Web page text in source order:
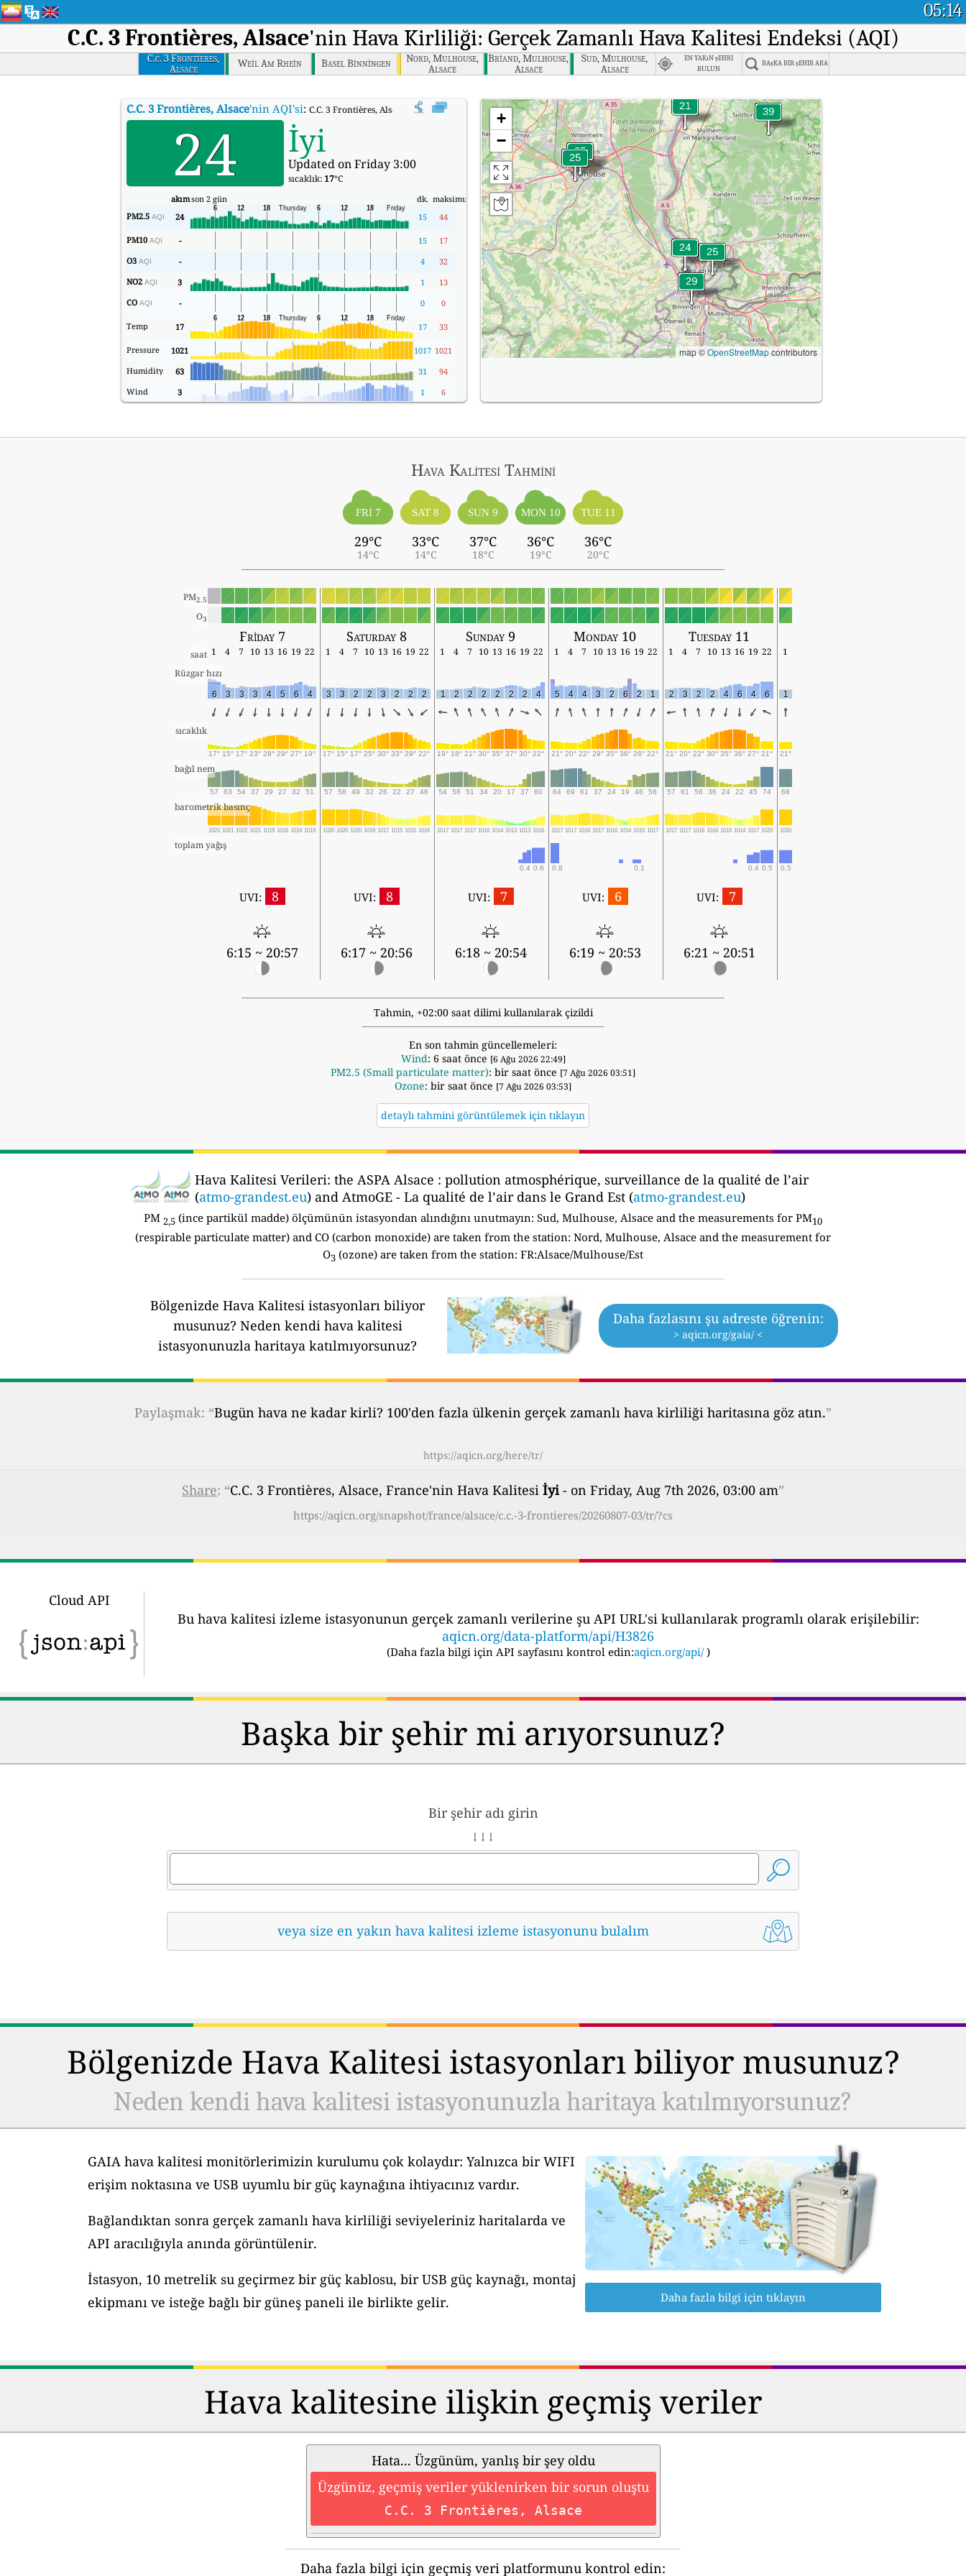
05:14
C.C. 3 Frontières, Alsace'nin Hava Kirliliği: Gerçek Zamanlı Hava Kalitesi Endeksi (AQI)
C.c. 3 Frontieres,
Alsace
Weil Am Rhein Basel Binningen
Nord, Mulhouse,
Alsace
Briand, Mulhouse,
Alsace
Sud, Mulhouse,
Alsace
EN YAKıN şEHRI
BULUN
BAşKA BIR şEHIR ARA
C.C. 3 Frontières, Alsace'nin AQI'si: C.C. 3 Frontières, Alsace'nin Gerçek Zamanlı Hava Kalitesi Endeksi (AQI).
24 İyi
Updated on Friday 3:00
sıcaklık: 17°C
akımson 2 gün dk. maksimum
PM2.5 AQI 24 15 44
PM10 AQI - 15
17
O3 AQI - 4
32
NO2 AQI 3 1
13
CO AQI - 0 0
Temp 17 17 33
Pressure 1021 1017 1021
Humidity
63 31
94
Wind
3 1 6
+
−
map ©OpenStreetMapcontributors
Hava Kalitesi Tahmini
FRI 7
29°C
14°C
SAT 8
33°C
14°C
SUN 9
37°C
18°C
MON 10
36°C
19°C
TUE 11
36°C
20°C
PM2.5
O3
Friday 7 Saturday 8 Sunday 9 Monday 10 Tuesday 11
saat 1 4 7 10 13 16 19 22 1 4 7 10 13 16 19 22 1 4 7 10 13 16 19 22 1 4 7 10 13 16 19 22 1 4 7 10 13 16 19 22
1
Rüzgar hızı
6 3 3 3 4 5 6 4 3 3 2 2 3 2 2 2 1 2 2 2 2 2 2 4 5 4 4 3 2 6 2 1 2 3 2 2 4 6 4 6 1
sıcaklık
17° 15° 17° 23° 28° 29° 27° 19° 17° 15° 17° 25° 30° 33° 29° 22° 19° 18° 21° 30° 35° 37° 30° 22° 21° 20° 22° 29° 35° 36° 26° 22° 21° 20° 22° 30° 35° 36° 27° 21° 21°
bağıl nem
57 63 54 37 29 27 32 51 57 58 49 32 26 22 27 46 54 58 51 34 20 17 37 60 64 69 61 37 24 19 46 56 57 61 56 36 24 22 45 74 68
barometrik basınç
1022 1021 1022 1021 1019 1018 1018 1019 1020 1020 1020 1019 1017 1015 1015 1016 1017 1017 1017 1016 1014 1013 1013 1016 1017 1017 1018 1017 1016 1014 1015 1017 1017 1017 1018 1018 1016 1014 1017 1020 1020
toplam yağış
0.4 0.6 0.8 0.1 0.4 0.5 0.5
UVI: 8
6:15 ~ 20:57
UVI: 8
6:17 ~ 20:56
UVI: 7
6:18 ~ 20:54
UVI: 6
6:19 ~ 20:53
UVI: 7
6:21 ~ 20:51
Tahmin, +02:00 saat dilimi kullanılarak çizildi
En son tahmin güncellemeleri:
Wind: 6 saat önce [6 Ağu 2026 22:49]
PM2.5 (Small particulate matter): bir saat önce [7 Ağu 2026 03:51]
Ozone: bir saat önce [7 Ağu 2026 03:53]
detaylı tahmini görüntülemek için tıklayın
Hava Kalitesi Verileri: the ASPA Alsace : pollution atmosphérique, surveillance de la qualité de l’air
(atmo-grandest.eu) and AtmoGE - La qualité de l’air dans le Grand Est (atmo-grandest.eu)
PM 2,5 (ince partikül madde) ölçümünün istasyondan alındığını unutmayın: Sud, Mulhouse, Alsace and the measurements for PM10
(respirable particulate matter) and CO (carbon monoxide) are taken from the station: Nord, Mulhouse, Alsace and the measurement for
O3 (ozone) are taken from the station: FR:Alsace/Mulhouse/Est
Bölgenizde Hava Kalitesi istasyonları biliyor
musunuz? Neden kendi hava kalitesi
istasyonunuzla haritaya katılmıyorsunuz?
Daha fazlasını şu adreste öğrenin:
> aqicn.org/gaia/ <
Paylaşmak: “Bugün hava ne kadar kirli? 100'den fazla ülkenin gerçek zamanlı hava kirliliği haritasına göz atın.”
https://aqicn.org/here/tr/
Share: “C.C. 3 Frontières, Alsace, France'nin Hava Kalitesi İyi- on Friday, Aug 7th 2026, 03:00 am”
https://aqicn.org/snapshot/france/alsace/c.c.-3-frontieres/20260807-03/tr/?cs
Cloud API
Bu hava kalitesi izleme istasyonunun gerçek zamanlı verilerine şu API URL'si kullanılarak programlı olarak erişilebilir:
aqicn.org/data-platform/api/H3826
(Daha fazla bilgi için API sayfasını kontrol edin:aqicn.org/api/ )
Başka bir şehir mi arıyorsunuz?
Bir şehir adı girin
↓ ↓ ↓
veya size en yakın hava kalitesi izleme istasyonunu bulalım
Bölgenizde Hava Kalitesi istasyonları biliyor musunuz?
Neden kendi hava kalitesi istasyonunuzla haritaya katılmıyorsunuz?
GAIA hava kalitesi monitörlerimizin kurulumu çok kolaydır: Yalnızca bir WIFI
erişim noktasına ve USB uyumlu bir güç kaynağına ihtiyacınız vardır.
Bağlandıktan sonra gerçek zamanlı hava kirliliği seviyeleriniz haritalarda ve
API aracılığıyla anında görüntülenir.
İstasyon, 10 metrelik su geçirmez bir güç kablosu, bir USB güç kaynağı, montaj
ekipmanı ve isteğe bağlı bir güneş paneli ile birlikte gelir.
Daha fazla bilgi için tıklayın
Hava kalitesine ilişkin geçmiş veriler
Hata... Üzgünüm, yanlış bir şey oldu
Üzgünüz, geçmiş veriler yüklenirken bir sorun oluştu
C.C. 3 Frontières, Alsace
Daha fazla bilgi için geçmiş veri platformunu kontrol edin: